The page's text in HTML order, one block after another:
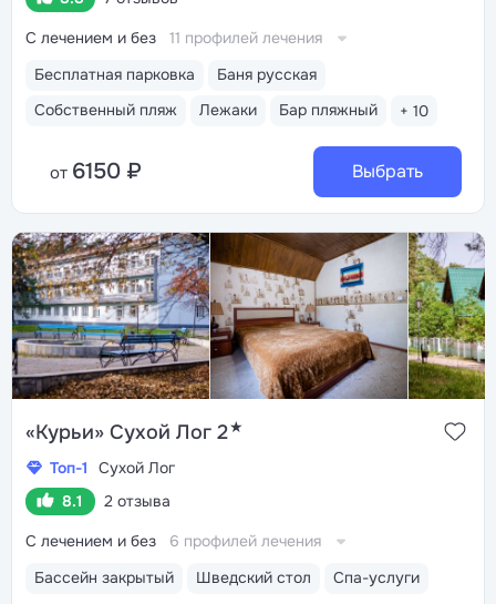
Бесплатная парковка
Баня русская
Собственный пляж
Лежаки Бар пляжный + 10
С лечением и без 11 профилей лечения
от 6150 ₽ Выбрать
«Курьи» Сухой Лог 2★
Топ-1
Сухой Лог
8.1
2 отзыва
Бассейн закрытый Шведский стол Спа-услуги
С лечением и без 6 профилей лечения